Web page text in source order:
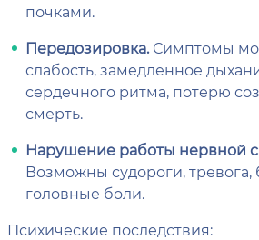
почками.
Передозировка.Симптомы
слабость, замедленное
сердечного ритма, потерю
смерть.
Нарушение работы нервной
Возможны судороги, тревога,
головные боли.
Психические последствия: